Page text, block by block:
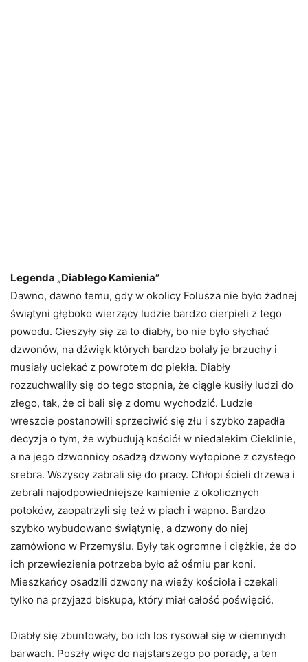
Legenda „Diablego Kamienia”
Dawno, dawno temu, gdy w okolicy Folusza nie było żadnej
świątyni głęboko wierzący ludzie bardzo cierpieli z tego
powodu. Cieszyły się za to diabły, bo nie było słychać
dzwonów, na dźwięk których bardzo bolały je brzuchy i
musiały uciekać z powrotem do piekła. Diabły
rozzuchwaliły się do tego stopnia, że ciągle kusiły ludzi do
złego, tak, że ci bali się z domu wychodzić. Ludzie
wreszcie postanowili sprzeciwić się złu i szybko zapadła
decyzja o tym, że wybudują kościół w niedalekim Cieklinie,
a na jego dzwonnicy osadzą dzwony wytopione z czystego
srebra. Wszyscy zabrali się do pracy. Chłopi ścieli drzewa i
zebrali najodpowiedniejsze kamienie z okolicznych
potoków, zaopatrzyli się też w piach i wapno. Bardzo
szybko wybudowano świątynię, a dzwony do niej
zamówiono w Przemyślu. Były tak ogromne i ciężkie, że do
ich przewiezienia potrzeba było aż ośmiu par koni.
Mieszkańcy osadzili dzwony na wieży kościoła i czekali
tylko na przyjazd biskupa, który miał całość poświęcić.
Diabły się zbuntowały, bo ich los rysował się w ciemnych
barwach. Poszły więc do najstarszego po poradę, a ten